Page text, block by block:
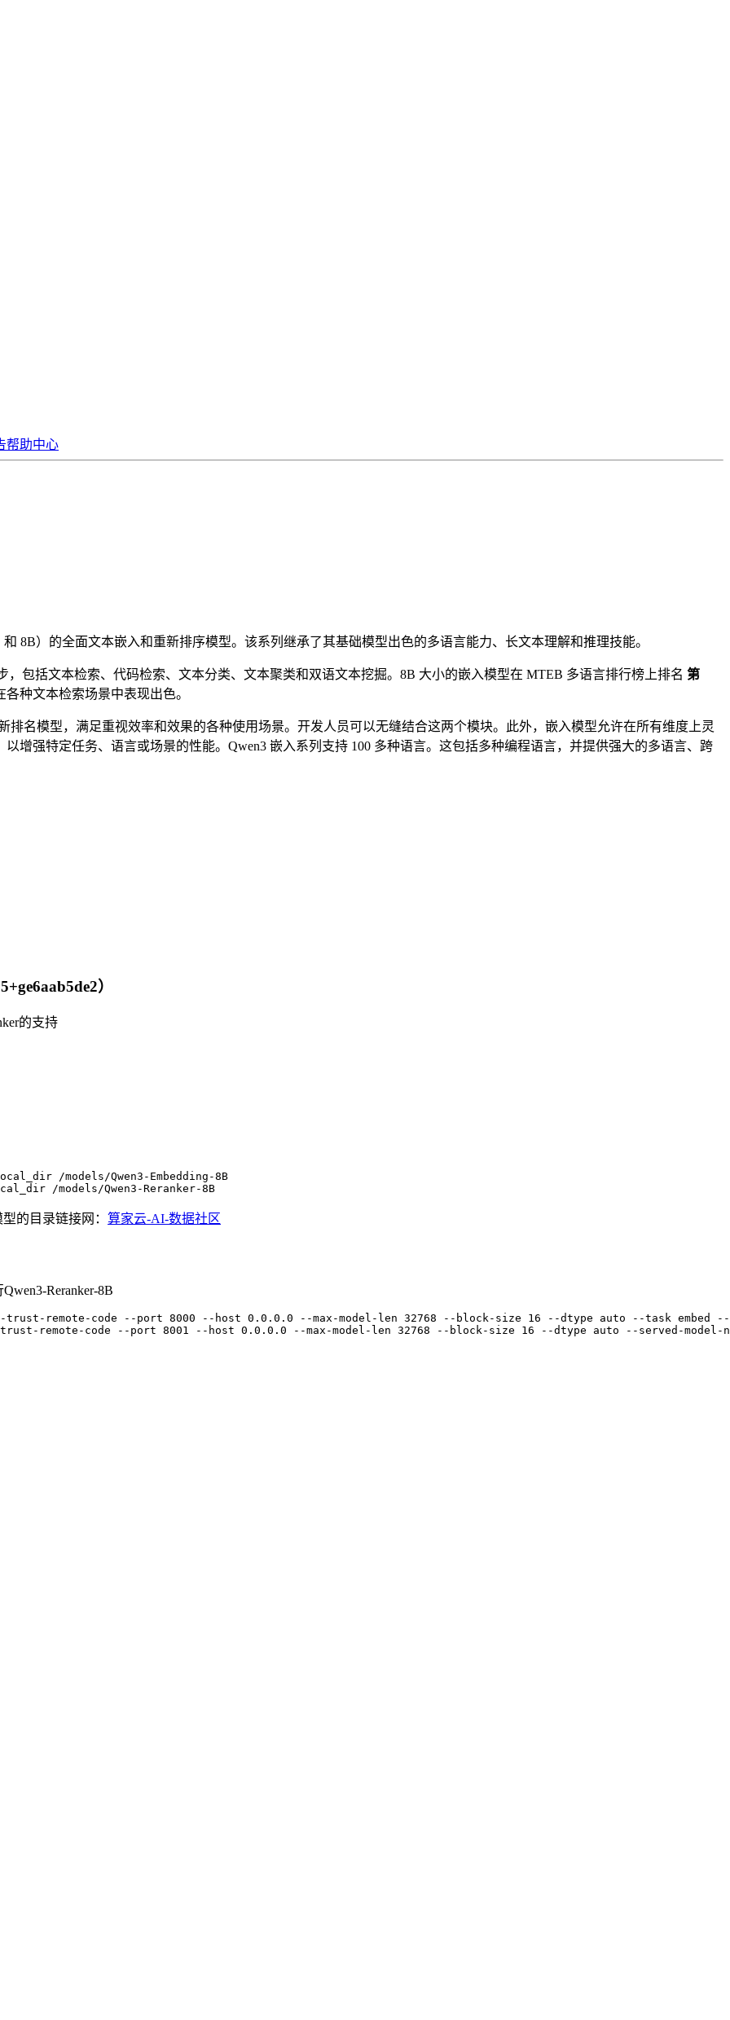
帮助中心
8B）的全面文本嵌入和重新排序模型。该系列继承了其基础模型出色的多语言能力、长文本理解和推理技能。
包括文本检索、代码检索、文本分类、文本聚类和双语文本挖掘。8B 大小的嵌入模型在 MTEB 多语言排行榜上排名 第
种文本检索场景中表现出色。
排名模型，满足重视效率和效果的各种使用场景。开发人员可以无缝结合这两个模块。此外，嵌入模型允许在所有维度上灵
增强特定任务、语言或场景的性能。Qwen3 嵌入系列支持 100 多种语言。这包括多种编程语言，并提供强大的多语言、跨
）
的支持
/models/Qwen3 -Embedding-8
/models/Qwen3 -Reranker-8
的目录链接网： 算家云-AI-数据社区
Reranker-8B
trust-remote-code --port 8000 --host 0.0.0.0 --max-model-len 32768 --block-size 16 --dtype auto --task embed --
remote-code --port 8001 --host 0.0.0.0 --max-model-len 32768 --block-size 16 --dtype auto --served-model-